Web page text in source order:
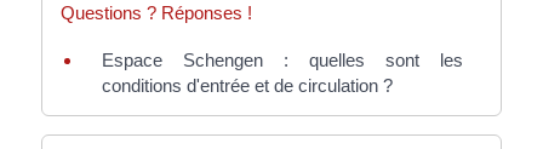
Questions ? Réponses !
Espace Schengen : quelles sont les
conditions d'entrée et de circulation ?